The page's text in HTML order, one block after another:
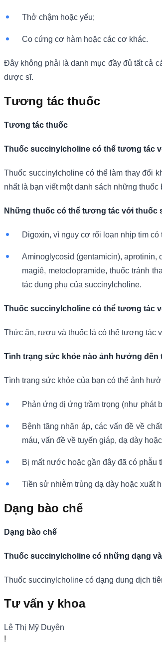
Thở chậm hoặc yếu;
Co cứng cơ hàm hoặc các cơ khác.
Đây không phải là danh mục đầy đủ tất cả
dược sĩ.
Tương tác thuốc
Tương tác thuốc
Thuốc succinylcholine có thể tương tác
Thuốc succinylcholine có thể làm thay đổi
nhất là bạn viết một danh sách những
Những thuốc có thể tương tác với thuốc
Digoxin, vì nguy cơ rối loạn nhịp tim có
Aminoglycosid (gentamicin), aprotinin,
magiê, metoclopramide, thuốc tránh
tác dụng phụ của succinylcholine.
Thuốc succinylcholine có thể tương tác
Thức ăn, rượu và thuốc lá có thể tương tác
Tình trạng sức khỏe nào ảnh hưởng
Tình trạng sức khỏe của bạn có thể ảnh
Phản ứng dị ứng trầm trọng (như phát
Bệnh tăng nhãn áp, các vấn đề về
máu, vấn đề về tuyến giáp, dạ dày
Bị mất nước hoặc gần đây đã có phẫu
Tiền sử nhiễm trùng dạ dày hoặc xuất
Dạng bào chế
Dạng bào chế
Thuốc succinylcholine có những dạng
Thuốc succinylcholine có dạng dung dịch
Tư vấn y khoa
Lê Thị Mỹ Duyên
!